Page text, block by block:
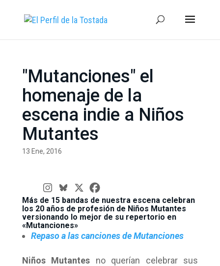
"Mutanciones" el
homenaje de la
escena indie a Niños
Mutantes
13 Ene, 2016
Más de 15 bandas de nuestra escena celebran
los 20 años de profesión de Niños Mutantes
versionando lo mejor de su repertorio en
«Mutanciones»
Repaso a las canciones de Mutanciones
Niños Mutantes no querían celebrar sus